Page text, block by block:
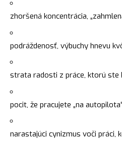
zhoršená koncentrácia,
podráždenosť, výbuchy hnevu
strata radosti z práce, ktorú ste
pocit, že pracujete „na
narastajúci cynizmus voči práci,